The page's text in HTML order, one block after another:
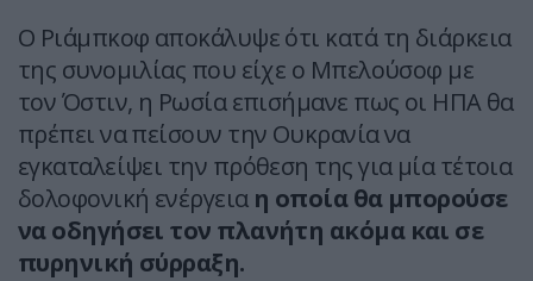
Ο Ριάμπκοφ αποκάλυψε ότι κατά τη διάρκεια
της συνομιλίας που είχε ο Μπελούσοφ με
τον Όστιν, η Ρωσία επισήμανε πως οι ΗΠΑ θα
πρέπει να πείσουν την Ουκρανία να
εγκαταλείψει την πρόθεση της για μία τέτοια
δολοφονική ενέργεια η οποία θα μπορούσε
να οδηγήσει τον πλανήτη ακόμα και σε
πυρηνική σύρραξη.